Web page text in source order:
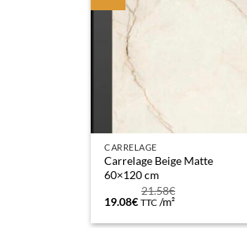
CARRELAGE
Carrelage Beige Matte
60×120 cm
21.58€
Le
initial
19.08€Le
actuel
TTC /m²